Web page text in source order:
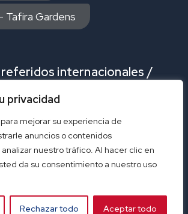
privacidad
mejorar su experiencia de
anuncios o contenidos
nuestro tráfico. Al hacer clic en
da su consentimiento a nuestro uso
Rechazar todo Aceptar todo
Tafira Gardens
internacionales /
Program
referidos Program referral
afiliados